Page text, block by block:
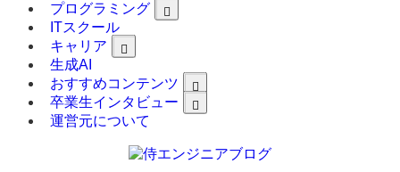
プログラミング
ITスクール
キャリア
生成AI
おすすめコンテンツ
卒業生インタビュー
運営元について